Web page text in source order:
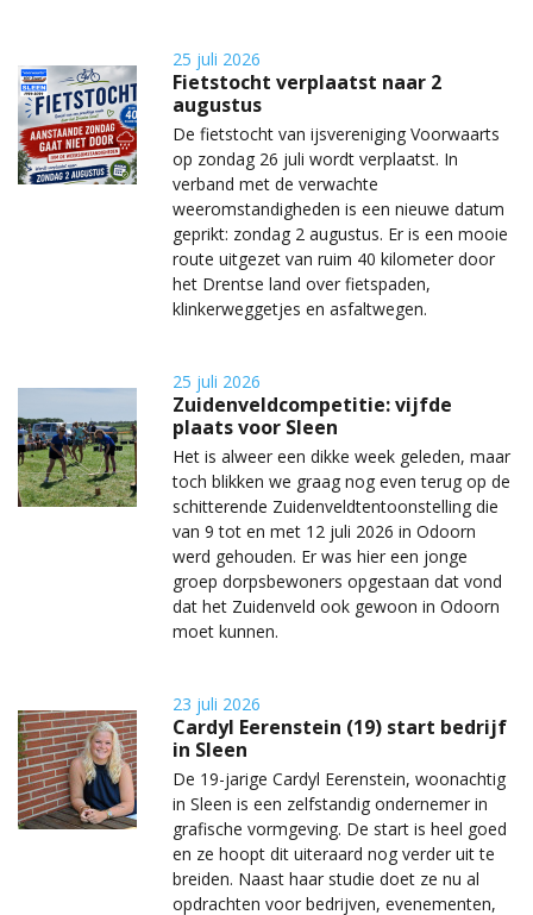
25 juli 2026
Fietstocht verplaatst naar 2
augustus
De fietstocht van ijsvereniging Voorwaarts
op zondag 26 juli wordt verplaatst. In
verband met de verwachte
weeromstandigheden is een nieuwe datum
geprikt: zondag 2 augustus. Er is een mooie
route uitgezet van ruim 40 kilometer door
het Drentse land over fietspaden,
klinkerweggetjes en asfaltwegen.
25 juli 2026
Zuidenveldcompetitie: vijfde
plaats voor Sleen
Het is alweer een dikke week geleden, maar
toch blikken we graag nog even terug op de
schitterende Zuidenveldtentoonstelling die
van 9 tot en met 12 juli 2026 in Odoorn
werd gehouden. Er was hier een jonge
groep dorpsbewoners opgestaan dat vond
dat het Zuidenveld ook gewoon in Odoorn
moet kunnen.
23 juli 2026
Cardyl Eerenstein (19) start bedrijf
in Sleen
De 19-jarige Cardyl Eerenstein, woonachtig
in Sleen is een zelfstandig ondernemer in
grafische vormgeving. De start is heel goed
en ze hoopt dit uiteraard nog verder uit te
breiden. Naast haar studie doet ze nu al
opdrachten voor bedrijven, evenementen,